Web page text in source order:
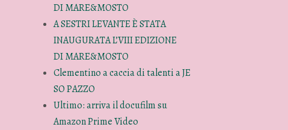
DI MARE&MOSTO
A SESTRI LEVANTE È STATA
INAUGURATA L’VIII EDIZIONE
DI MARE&MOSTO
Clementino a caccia di talenti a JE
SO PAZZO
Ultimo: arriva il docufilm su
Amazon Prime Video